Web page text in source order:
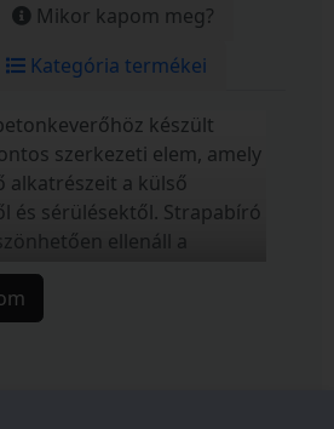
Mikor kapom meg?
Kategória termékei
készült
szerkezeti elem, amely
alkatrészeit a külső
és sérülésektől. Strapabíró
ellenáll a
során fellépő
illeszkedése biztosítja
a biztonságos működést.